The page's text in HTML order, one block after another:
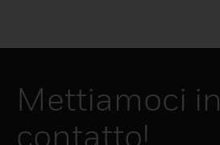
Mettiamoci in
contatto!